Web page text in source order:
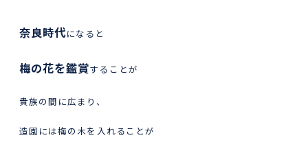
奈良時代になると
梅の花を鑑賞することが
貴族の間に広まり、
造園には梅の木を入れることが